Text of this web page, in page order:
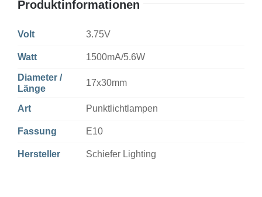
Produktinformationen
Volt 3.75V
Watt 1500mA/5.6W
Diameter /
Länge
17x30mm
Art Punktlichtlampen
Fassung E10
Hersteller Schiefer Lighting